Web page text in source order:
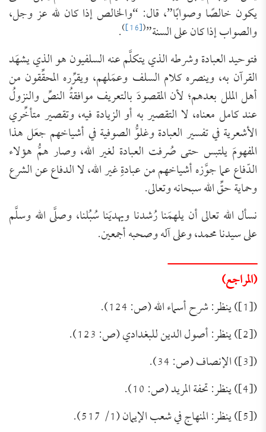
يكون خالصًا وصوابًا”، قال: “والخالص إذا كان لله عز وجل،
والصواب إذا كان على السنة”(
[16]
)
.
فتوحيد العبادة وشرطه الذي يتكلَّم عنه السلفيون هو الذي يشهَد
القرآن به، وينصره كلام السلف وعمَلهم، ويقرِّره المحقِّقون من
أهل الملل بعدهم؛ لأن المقصودَ بالتعريف موافقةُ النصِّ والنزولُ
عند كامل معناه، لا التقصير به أو الزيادة فيه، وتقصير متأخِّري
الأشعرية في تفسير العبادة وغلوُّ الصوفية في أشياخهم جعَل هذا
المفهومَ يلتبس حتى صُرفت العبادة لغير الله، وصار همُّ هؤلاء
الدّفاع عما جوَّزه أشياخهم من عبادةِ غير الله، لا الدفاع عن الشرع
وحماية حقِّ الله سبحانه وتعالى.
نسأل الله تعالى أن يلهمَنا رُشدنا ويهديَنا سُبُلنا، وصلَّى الله وسلَّم
على سيدنا محمد، وعلى آله وصحبه أجمعين.
ـــــــــــــــــــــــــ
(المراجع)
([1]) ينظر: شرح أسماء الله (ص: 124).
([2]) ينظر: أصول الدين للبغدادي (ص: 123).
([3]) الإنصاف (ص: 34).
([4]) ينظر: تحفة المريد (ص: 10).
([5]) ينظر: المنهاج في شعب الإيمان (1/ 517).